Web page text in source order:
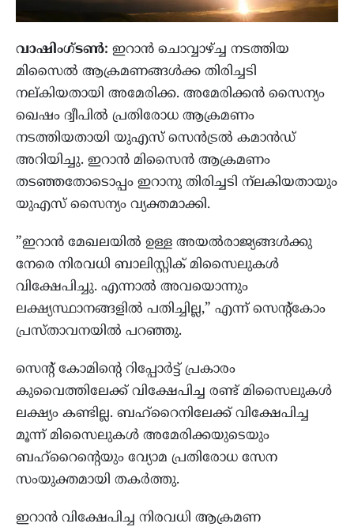
വാഷിംഗ്ടണ്‍: ഇറാന്‍ ചൊവ്വാഴ്ച്ച നടത്തിയ
മിസൈല്‍ ആക്രമണങ്ങള്‍ക്ക തിരിച്ചടി
നല്കിയതായി അമേരിക്ക. അമേരിക്കന്‍ സൈന്യം
ഖെഷം ദ്വീപില്‍ പ്രതിരോധ ആക്രമണം
നടത്തിയതായി യുഎസ് സെന്‍ട്രല്‍ കമാന്‍ഡ്
അറിയിച്ചു. ഇറാന്‍ മിസൈന്‍ ആക്രമണം
തടഞ്ഞതോടൊപ്പം ഇറാനു തിരിച്ചടി ന്‌ലകിയതായും
യുഎസ് സൈന്യം വ്യക്തമാക്കി.
”ഇറാന്‍ മേഖലയില്‍ ഉള്ള അയല്‍രാജ്യങ്ങള്‍ക്കു
നേരെ നിരവധി ബാലിസ്റ്റിക് മിസൈലുകള്‍
വിക്ഷേപിച്ചു. എന്നാല്‍ അവയൊന്നും
ലക്ഷ്യസ്ഥാനങ്ങളില്‍ പതിച്ചില്ല,” എന്ന് സെന്റ്‌കോം
പ്രസ്താവനയില്‍ പറഞ്ഞു.
സെന്റ് കോമിന്റെ റിപ്പോര്‍ട്ട് പ്രകാരം
കുവൈത്തിലേക്ക് വിക്ഷേപിച്ച രണ്ട് മിസൈലുകള്‍
ലക്ഷ്യം കണ്ടില്ല. ബഹ്‌റൈനിലേക്ക് വിക്ഷേപിച്ച
മൂന്ന് മിസൈലുകള്‍ അമേരിക്കയുടെയും
ബഹ്‌റൈന്റെയും വ്യോമ പ്രതിരോധ സേന
സംയുക്തമായി തകര്‍ത്തു.
ഇറാന്‍ വിക്ഷേപിച്ച നിരവധി ആക്രമണ